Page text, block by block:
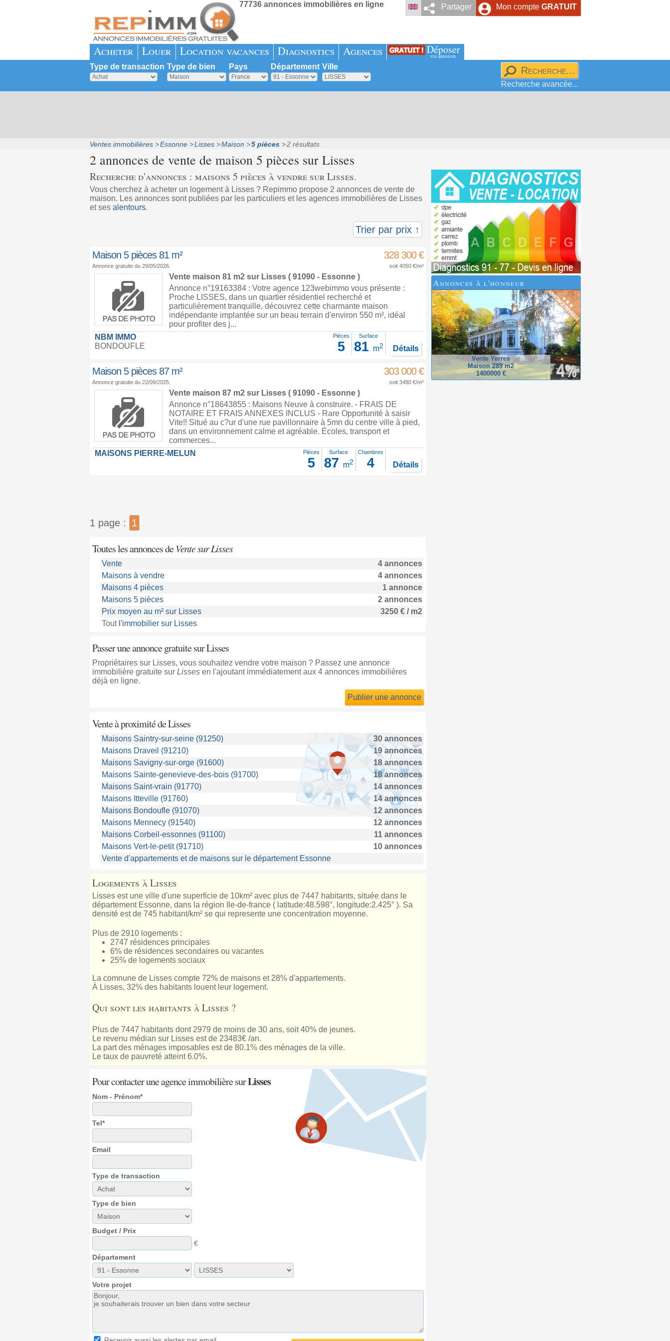
Mon compte GRATUIT
Partager
77736 annonces immobilières en ligne
Acheter Louer Location vacances Diagnostics Agences Déposer
vos annonces
Type de transaction Type de bien Pays Département Ville
Recherche avancée...
Ventes immobilières Essonne Lisses Maison 5 pièces 2 résultats
2 annonces de vente de maison 5 pièces sur Lisses
Recherche d'annonces : maisons 5 pièces à vendre sur Lisses.
Vous cherchez à acheter un logement à Lisses ? Repimmo propose 2 annonces de vente de
maison. Les annonces sont publiées par les particuliers et les agences immobilières de Lisses
et ses alentours.
Trier par prix ↑
Maison 5 pièces 81 m² 328 300 €
Annonce gratuite du 29/05/2026. soit 4050 €/m²
Vente maison 81 m2 sur Lisses( 91090 - Essonne )
Annonce n°19163384 : Votre agence 123webimmo vous présente :
Proche LISSES, dans un quartier résidentiel recherché et
particulièrement tranquille, découvrez cette charmante maison
indépendante implantée sur un beau terrain d'environ 550 m², idéal
pour profiter des j...
NBM IMMO
BONDOUFLE
Pièces
5
Surface
81 m2 Détails
Maison 5 pièces 87 m² 303 000 €
Annonce gratuite du 22/09/2025. soit 3480 €/m²
Vente maison 87 m2 sur Lisses( 91090 - Essonne )
Annonce n°18643855 : Maisons Neuve à construire. - FRAIS DE
NOTAIRE ET FRAIS ANNEXES INCLUS - Rare Opportunité à saisir
Vite!! Situé au c?ur d'une rue pavillonnaire à 5mn du centre ville à pied,
dans un environnement calme et agréable. Écoles, transport et
commerces...
MAISONS PIERRE-MELUN
Pièces
5
Surface
87 m2
Chambres
4 Détails
1 page : 1
Toutes les annonces deVente sur Lisses
Vente
4 annonces
Maisons à vendre
4 annonces
Maisons 4 pièces
1 annonce
Maisons 5 pièces
2 annonces
Prix moyen au m² sur Lisses
3250 € / m2
Tout l'immobilier sur Lisses
Passer une annonce gratuite sur Lisses
Propriétaires sur Lisses, vous souhaitez vendre votre maison ? Passez une annonce
immobilière gratuite sur Lissesen l'ajoutant immédiatement aux 4 annonces immobilières
déjà en ligne.
Publier une annonce
Vente à proximitéde Lisses
Maisons Saintry-sur-seine (91250)
30 annonces
Maisons Draveil (91210)
19 annonces
Maisons Savigny-sur-orge (91600)
18 annonces
Maisons Sainte-genevieve-des-bois (91700)
18 annonces
Maisons Saint-vrain (91770)
14 annonces
Maisons Itteville (91760)
14 annonces
Maisons Bondoufle (91070)
12 annonces
Maisons Mennecy (91540)
12 annonces
Maisons Corbeil-essonnes (91100)
11 annonces
Maisons Vert-le-petit (91710)
10 annonces
Vente d'appartements et de maisons sur le département Essonne
Logements à Lisses
Lisses est une ville d'une superficie de 10km² avec plus de 7447 habitants, située dans le
département Essonne, dans la région Ile-de-france ( latitude:48.598°, longitude:2.425° ). Sa
densité est de 745 habitant/km² se qui represente une concentration moyenne.
Plus de 2910 logements :
2747 résidences principales
6% de résidences secondaires ou vacantes
25% de logements sociaux
La comnune de Lisses compte 72% de maisons et 28% d'appartements.
À Lisses, 32% des habitants louent leur logement.
Qui sont les habitants à Lisses ?
Plus de 7447 habitants dont 2979 de moins de 30 ans, soit 40% de jeunes.
Le revenu médian sur Lisses est de 23483€ /an.
La part des ménages imposables est de 80.1% des ménages de la ville.
Le taux de pauvreté atteint 6.0%.
Pour contacter une agence immobilière surLisses
Nom - Prénom*
Tel*
Email
Type de transaction
Type de bien
Budget / Prix
€
Département
Votre projet
Annonces à l'honneur
Vente Yerres
Maison 289 m2
1400000 €